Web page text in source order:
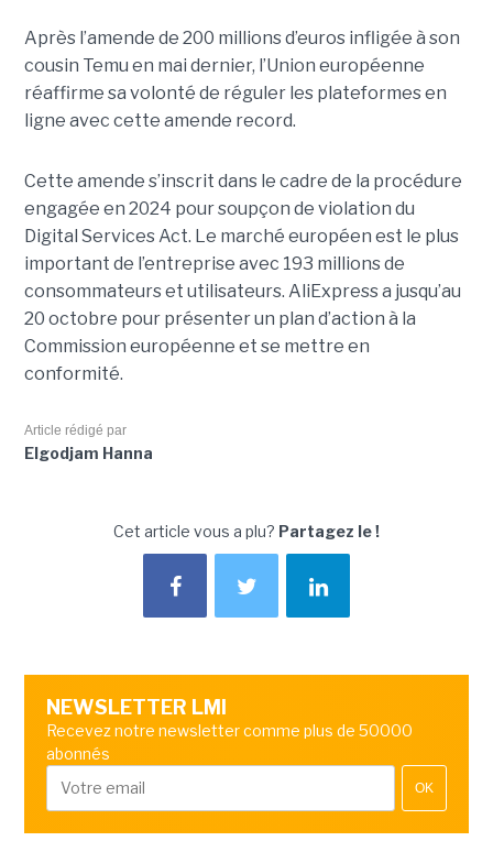
Après l’amende de 200 millions d’euros infligée à son
cousin Temu en mai dernier, l’Union européenne
réaffirme sa volonté de réguler les plateformes en
ligne avec cette amende record.
Cette amende s’inscrit dans le cadre de la procédure
engagée en 2024 pour soupçon de violation du
Digital Services Act. Le marché européen est le plus
important de l’entreprise avec 193 millions de
consommateurs et utilisateurs. AliExpress a jusqu’au
20 octobre pour présenter un plan d’action à la
Commission européenne et se mettre en
conformité.
Article rédigé par
Elgodjam Hanna
Cet article vous a plu? Partagez le !
NEWSLETTER LMI
Recevez notre newsletter comme plus de 50000
abonnés
OK